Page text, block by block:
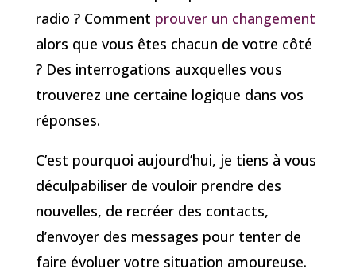
radio ? Comment prouver un changement
alors que vous êtes chacun de votre côté
? Des interrogations auxquelles vous
trouverez une certaine logique dans vos
réponses.
C’est pourquoi aujourd’hui, je tiens à vous
déculpabiliser de vouloir prendre des
nouvelles, de recréer des contacts,
d’envoyer des messages pour tenter de
faire évoluer votre situation amoureuse.